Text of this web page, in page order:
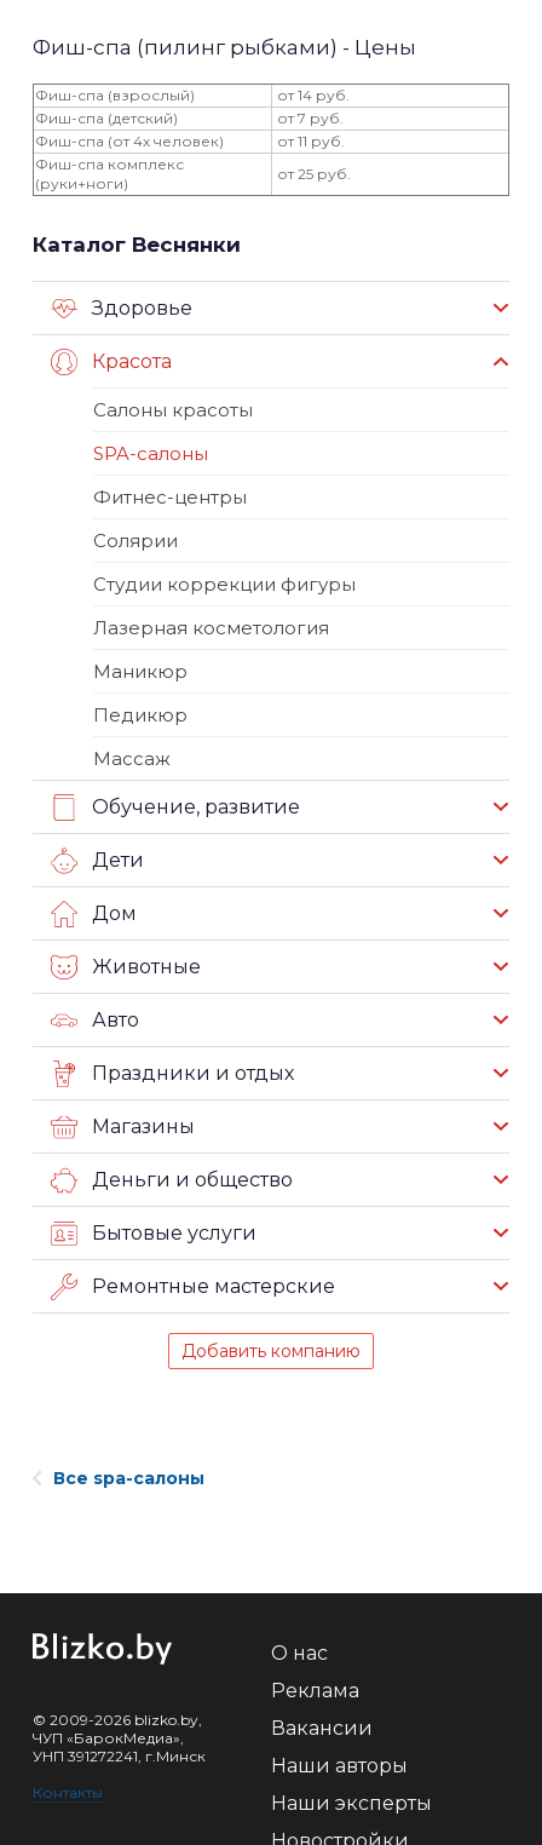
Фиш-спа (пилинг рыбками) - Цены
Фиш-спа (взрослый)
от 14 руб.
Фиш-спа (детский)
от 7 руб.
Фиш-спа (от 4х человек)
от 11 руб.
Фиш-спа комплекс
(руки+ноги)
от 25 руб.
Каталог Веснянки
Здоровье
Красота
Салоны красоты
SPA-салоны
Фитнес-центры
Солярии
Студии коррекции фигуры
Лазерная косметология
Маникюр
Педикюр
Массаж
Обучение, развитие
Дети
Дом
Животные
Авто
Праздники и отдых
Магазины
Деньги и общество
Бытовые услуги
Ремонтные мастерские
Добавить компанию
Все spa-салоны
© 2009-2026 blizko.by,
ЧУП «БарокМедиа»,
УНП 391272241, г.Минск
Контакты
О нас
Реклама
Вакансии
Наши авторы
Наши эксперты